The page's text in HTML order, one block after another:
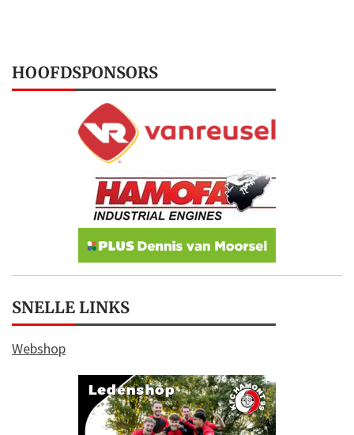
HOOFDSPONSORS
SNELLE LINKS
Webshop